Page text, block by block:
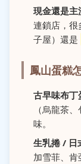
現金還是主
連鎖店，很
子屋）還是
鳳山蛋糕
古早味布丁
（烏龍茶
味。
生乳捲 / 日
加雪菲、